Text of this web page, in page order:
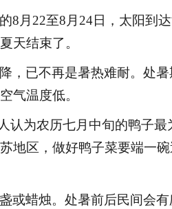
8月22至8月24日，太阳到
天结束了。
，已不再是暑热难耐。处暑
气温度低。
认为农历七月中旬的鸭子
地区，做好鸭子菜要端一
或蜡烛。处暑前后民间会